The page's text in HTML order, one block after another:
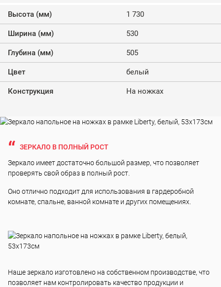
Высота (мм) 1 730
Ширина (мм) 530
Глубина (мм) 505
Цвет белый
Конструкция На ножках
ЗЕРКАЛО В ПОЛНЫЙ РОСТ
Зеркало имеет достаточно большой размер, что позволяет
проверять свой образ в полный рост.
Оно отлично подходит для использования в гардеробной
комнате, спальне, ванной комнате и других помещениях.
Наше зеркало изготовлено на собственном производстве, что
позволяет нам контролировать качество продукции и